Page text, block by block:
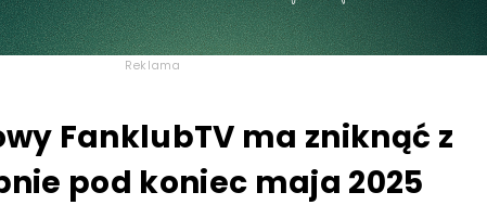
Reklama
FanklubTV ma zniknąć z
pod koniec maja 2025